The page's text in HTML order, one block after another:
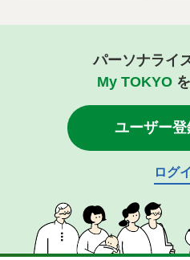
パーソナライ
My TOKYOを
ユーザー
ログ